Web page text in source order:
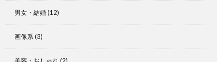
男女・結婚(12)
画像系 (3)
美容・おしゃれ(2)